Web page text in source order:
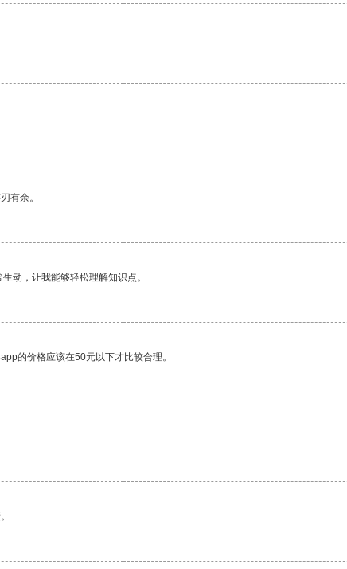
有余。
动，让我能够轻松理解知识点。
的价格应该在50元以下才比较合理。